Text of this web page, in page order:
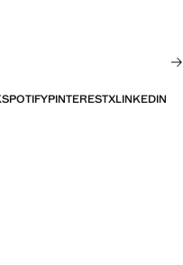
SPOTIFYPINTERESTXLINKEDIN